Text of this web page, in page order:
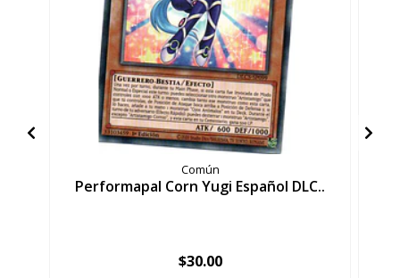
Común
Performapal Corn Yugi Español DLC..
$30.00